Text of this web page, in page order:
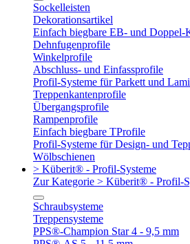
Sockelleisten
Dekorationsartikel
Einfach biegbare EB- und Doppel-
Dehnfugenprofile
Winkelprofile
Abschluss- und Einfassprofile
Profil-Systeme für Parkett und
Treppenkantenprofile
Übergangsprofile
Rampenprofile
Einfach biegbare TProfile
Profil-Systeme für Design- und
Wölbschienen
> Küberit® - Profil-Systeme
Zur Kategorie > Küberit® - Profil-
Schraubsysteme
Treppensysteme
PPS®-Champion Star 4 - 9,5 mm